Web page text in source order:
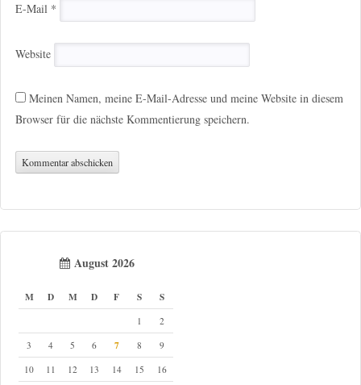
E-Mail *
Website
Meinen Namen, meine E-Mail-Adresse und meine Website in diesem
Browser für die nächste Kommentierung speichern.
August 2026
M D M D F S S
1
2
3
4 5 6 7 8
9
10
11 12 13 14 15
16